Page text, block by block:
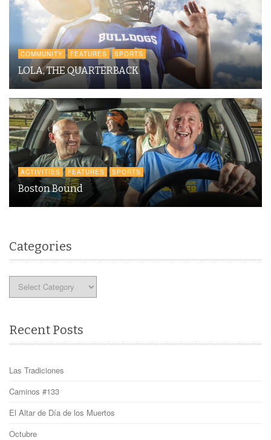
COMMUNITY FEATURES SPORTS
LOLA, THE QUARTERBACK
ACTIVITIES FEATURES SPORTS
Boston Bound
Categories
Categories
Recent Posts
Las Tradiciones
Caminos #133
El Altar de Día de los Muertos
Octubre